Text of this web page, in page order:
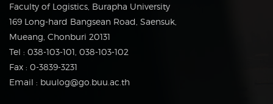
Faculty of Logistics, Burapha University
169 Long-hard Bangsean Road, Saensuk,
Mueang, Chonburi 20131
Tel : 038-103-101, 038-103-102
Fax : 0-3839-3231
Email : buulog@go.buu.ac.th